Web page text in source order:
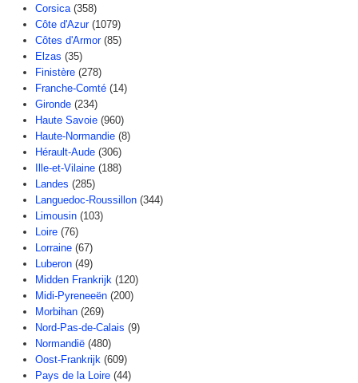
Corsica (358)
Côte d'Azur (1079)
Côtes d'Armor (85)
Elzas (35)
Finistère (278)
Franche-Comté (14)
Gironde (234)
Haute Savoie (960)
Haute-Normandie (8)
Hérault-Aude (306)
Ille-et-Vilaine (188)
Landes (285)
Languedoc-Roussillon (344)
Limousin (103)
Loire (76)
Lorraine (67)
Luberon (49)
Midden Frankrijk (120)
Midi-Pyreneeën (200)
Morbihan (269)
Nord-Pas-de-Calais (9)
Normandië (480)
Oost-Frankrijk (609)
Pays de la Loire (44)